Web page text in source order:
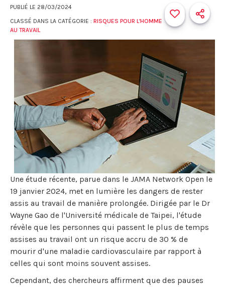
PUBLIÉ LE 28/03/2024
CLASSÉ DANS LA CATÉGORIE : RISQUES POUR L'HOMME
AU TRAVAIL
Une étude récente, parue dans le JAMA Network Open le
19 janvier 2024, met en lumière les dangers de rester
assis au travail de manière prolongée. Dirigée par le Dr
Wayne Gao de l'Université médicale de Taipei, l'étude
révèle que les personnes qui passent le plus de temps
assises au travail ont un risque accru de 30 % de
mourir d'une maladie cardiovasculaire par rapport à
celles qui sont moins souvent assises.
Cependant, des chercheurs affirment que des pauses